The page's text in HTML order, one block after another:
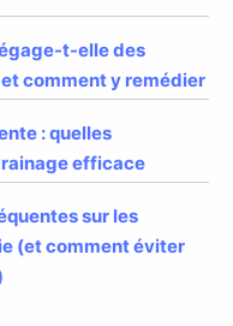
t-elle des
comment y remédier
: quelles
efficace
sur les
(et comment éviter